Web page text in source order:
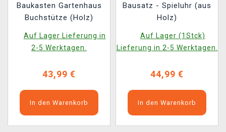
Baukasten Gartenhaus
Buchstütze (Holz)
Auf Lager Lieferung in
2-5 Werktagen.
43,99 €
In den Warenkorb
Bausatz - Spieluhr (aus
Holz)
Auf Lager (1Stck)
Lieferung in 2-5 Werktagen.
44,99 €
In den Warenkorb